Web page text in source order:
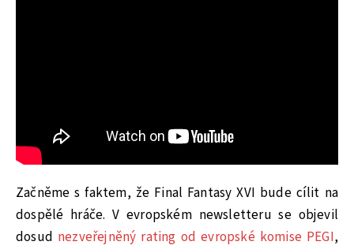
Začněme s faktem, že Final Fantasy XVI bude cílit na
dospělé hráče. V evropském newsletteru se objevil
dosud nezveřejněný rating od evropské komise PEGI,